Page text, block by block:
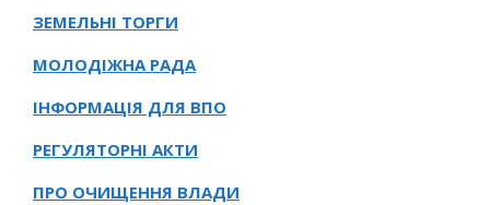
ЗЕМЕЛЬНІ ТОРГИ
МОЛОДІЖНА РАДА
ІНФОРМАЦІЯ ДЛЯ ВПО
РЕГУЛЯТОРНІ АКТИ
ПРО ОЧИЩЕННЯ ВЛАДИ